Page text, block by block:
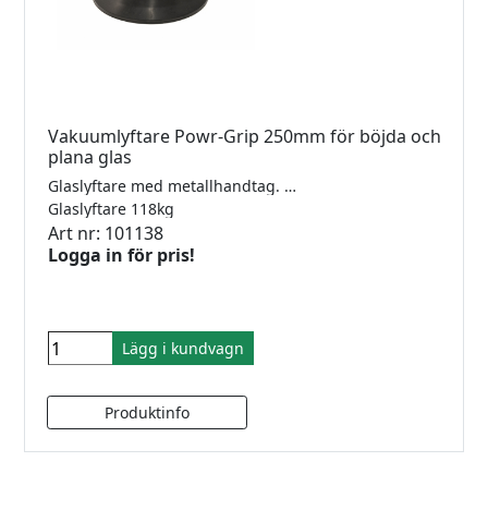
Vakuumlyftare Powr-Grip 250mm för böjda och
plana glas
Glaslyftare med metallhandtag. Används med fördel till böjda plast- eller glasprodukter typ bilrutor. Tydlig indikator för att se så att vakuumet i sugplattan inte läcker. Lyftkraft 118kg (Säkerhetsklass 2). Komplett med väska.
Glaslyftare 118kg
Art nr: 101138
Logga in för pris!
Lägg i kundvagn